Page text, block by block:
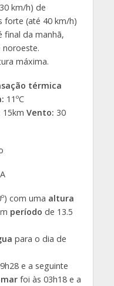
km/h) de
forte (até 40 km/h)
final da manhã,
máxima.
térmica
11ºC
15km Vento: 30
com uma altura
período de 13.5
para o dia de
e a seguinte
foi às 03h18 e a